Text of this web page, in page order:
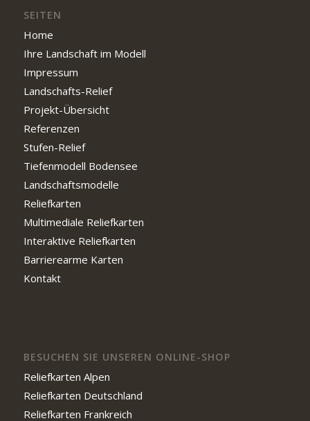
SEITEN
Home
Ihre Landschaft im Modell
Impressum
Landschafts-Relief
Projekt-Übersicht
Referenzen
Stufen-Relief
Tiefenmodell Bodensee
Landschaftsmodelle
Reliefkarten
Multimediale Reliefkarten
Interaktive Reliefkarten
Barrierearme Karten
Kontakt
BESUCHEN SIE UNSEREN ONLINE-SHOP
Reliefkarten Alpen
Reliefkarten Deutschland
Reliefkarten Frankreich